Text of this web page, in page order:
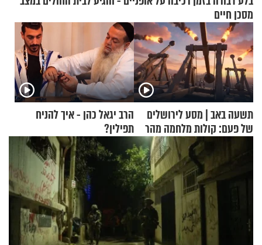
מסכן חיים
תשעה באב | מסע לירושלים
של פעם: קולות מלחמה מהר
הרב יגאל כהן - איך להניח
תפילין?